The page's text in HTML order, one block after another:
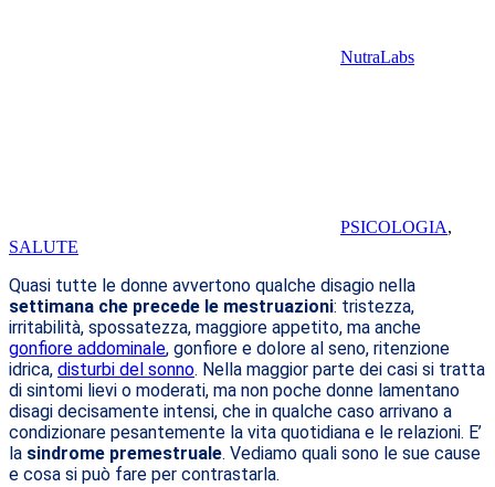
NutraLabs
PSICOLOGIA,
SALUTE
Quasi tutte le donne avvertono qualche disagio nella
settimana che precede le mestruazioni: tristezza,
irritabilità, spossatezza, maggiore appetito, ma anche
gonfiore addominale, gonfiore e dolore al seno, ritenzione
idrica, disturbi del sonno. Nella maggior parte dei casi si tratta
di sintomi lievi o moderati, ma non poche donne lamentano
disagi decisamente intensi, che in qualche caso arrivano a
condizionare pesantemente la vita quotidiana e le relazioni. E’
la sindrome premestruale. Vediamo quali sono le sue cause
e cosa si può fare per contrastarla.